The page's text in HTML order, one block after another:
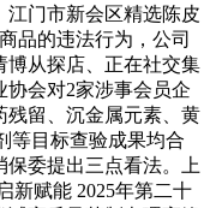
门市新会区精选陈皮
品的违法行为，公司
博从探店、正在社交集
会对2家涉事会员企
残留、沉金属元素、黄
等目标查验成果均合
委提出三点看法。上
新赋能 2025年第二十